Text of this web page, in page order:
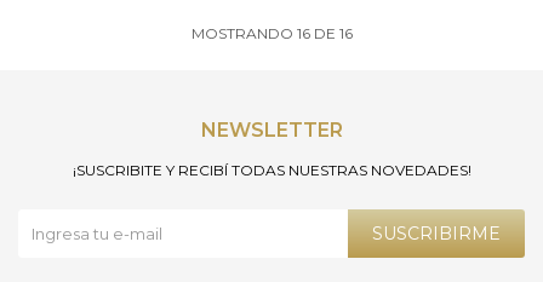
MOSTRANDO 16DE 16
NEWSLETTER
¡SUSCRIBITE Y RECIBÍ TODAS NUESTRAS NOVEDADES!
SUSCRIBIRME